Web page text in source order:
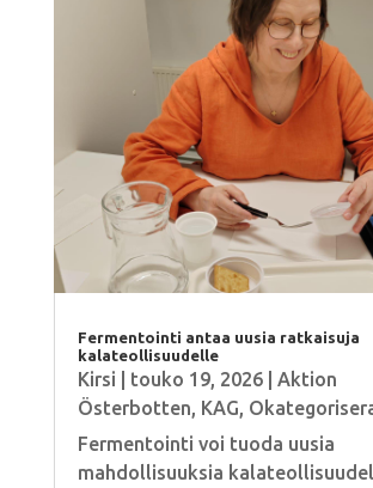
Fermentointi antaa uusia ratkaisuja
kalateollisuudelle
Kirsi touko 19, 2026| Aktion
Österbotten KAG
Fermentointi voi tuoda uusia
mahdollisuuksia